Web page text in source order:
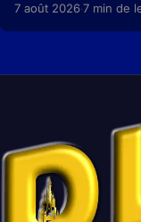
7 août 2026·7 min de